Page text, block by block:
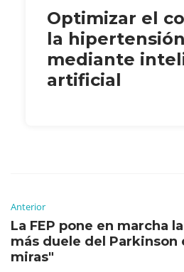
Optimizar el
la
mediante
artificial
Anterior
La FEP pone en marcha
más duele del Parkinson
miras"